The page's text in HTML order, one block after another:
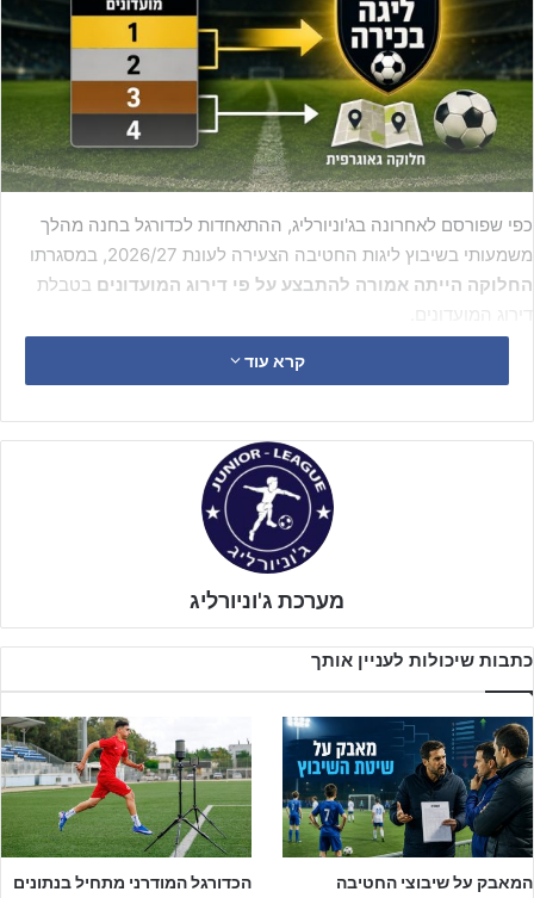
כפי שפורסם לאחרונה בג'וניורליג, ההתאחדות לכדורגל בחנה מהלך
משמעותי בשיבוץ ליגות החטיבה הצעירה לעונת 2026/27, במסגרתו
החלוקה הייתה אמורה להתבצע על פי דירוג המועדונים בטבלת
דירוג המועדונים.
המשמעות הייתה כי השיבוץ בליגות של שנתוני החטיבה הצעירה לא
הפכה למשמעותית מאוד בכל הקשור לדמי השבחה ולמעמד המקצועי
קרא עוד
מערכת ג'וניורליג
כתבות שיכולות לעניין אותך
המאבק על שיבוצי החטיבה
הכדורגל המודרני מתחיל בנתונים